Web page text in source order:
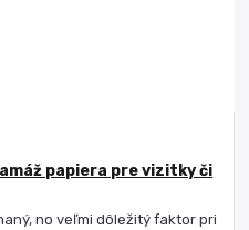
papiera pre vizitky či
no veľmi dôležitý faktor pri